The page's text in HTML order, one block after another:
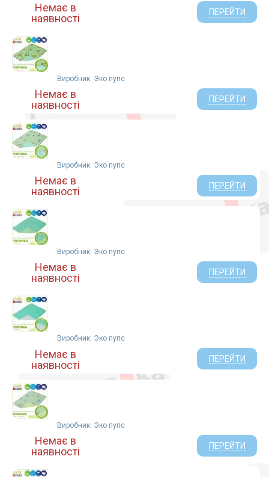
Немає в
наявності
ПЕРЕЙТИ
Виробник: Эко пупс
Немає в
наявності
ПЕРЕЙТИ
Виробник: Эко пупс
Немає в
наявності
ПЕРЕЙТИ
Виробник: Эко пупс
Немає в
наявності
ПЕРЕЙТИ
Виробник: Эко пупс
Немає в
наявності
ПЕРЕЙТИ
Виробник: Эко пупс
Немає в
наявності
ПЕРЕЙТИ